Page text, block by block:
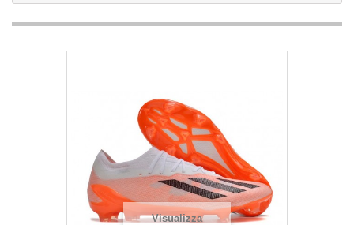
Visualizza